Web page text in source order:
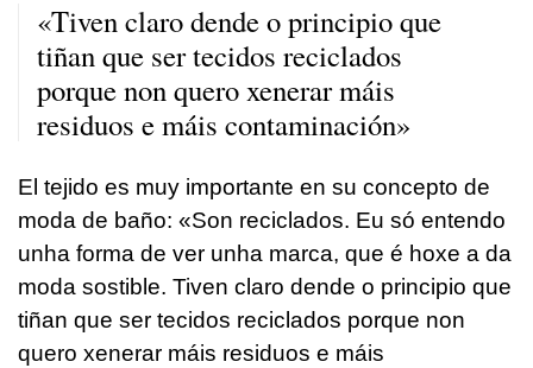
«Tiven claro dende o principio que
tiñan que ser tecidos reciclados
porque non quero xenerar máis
residuos e máis contaminación»
El tejido es muy importante en su concepto de
moda de baño: «Son reciclados. Eu só entendo
unha forma de ver unha marca, que é hoxe a da
moda sostible. Tiven claro dende o principio que
tiñan que ser tecidos reciclados porque non
quero xenerar máis residuos e máis